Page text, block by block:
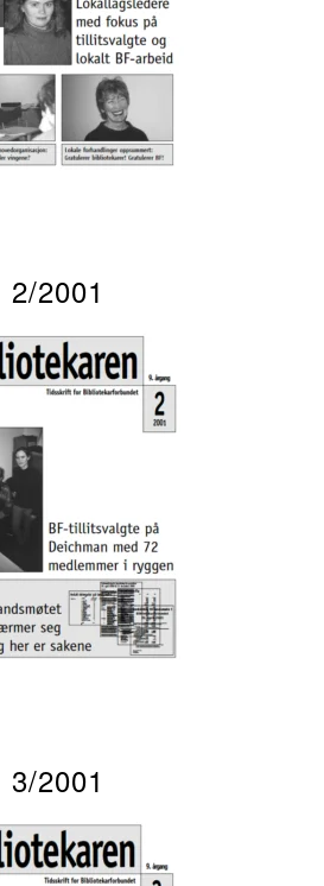
2/2001
3/2001